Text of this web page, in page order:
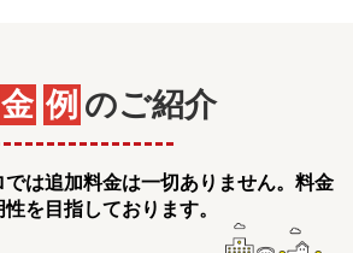
金 例 のご紹介
は追加料金は一切ありません。料金
を目指しております。